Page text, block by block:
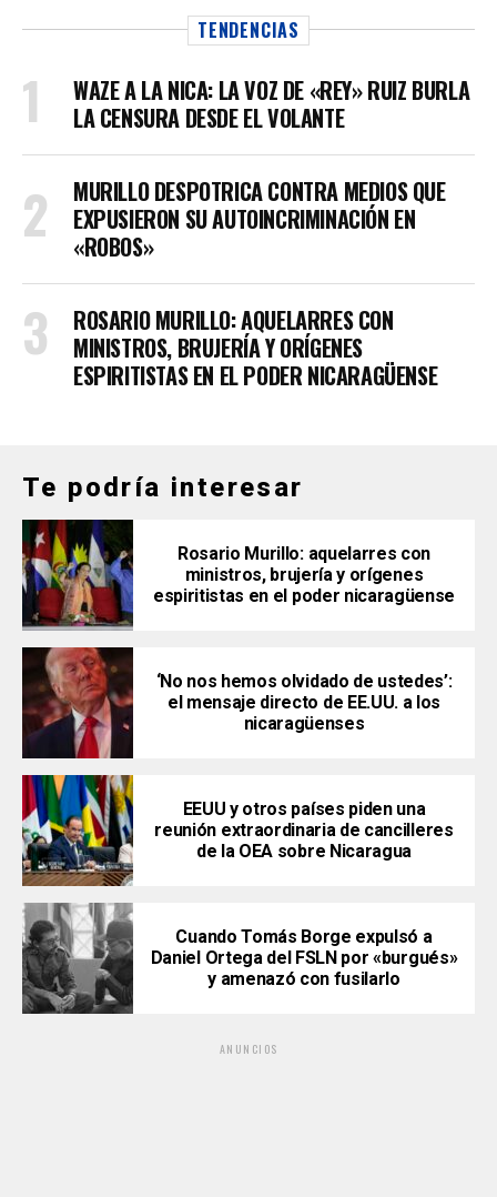
TENDENCIAS
WAZE A LA NICA: LA VOZ DE «REY» RUIZ BURLA
LA CENSURA DESDE EL VOLANTE
MURILLO DESPOTRICA CONTRA MEDIOS QUE
EXPUSIERON SU AUTOINCRIMINACIÓN EN
«ROBOS»
ROSARIO MURILLO: AQUELARRES CON
MINISTROS, BRUJERÍA Y ORÍGENES
ESPIRITISTAS EN EL PODER NICARAGÜENSE
Te podría interesar
Rosario Murillo: aquelarres con
ministros, brujería y orígenes
espiritistas en el poder nicaragüense
‘No nos hemos olvidado de ustedes’:
el mensaje directo de EE.UU. a los
nicaragüenses
EEUU y otros países piden una
reunión extraordinaria de cancilleres
de la OEA sobre Nicaragua
Cuando Tomás Borge expulsó a
Daniel Ortega del FSLN por «burgués»
y amenazó con fusilarlo
ANUNCIOS